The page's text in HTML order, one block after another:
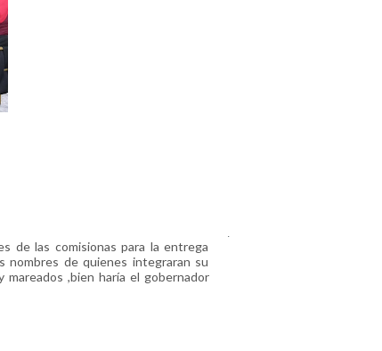
de las comisionas para la entrega
de quienes integraran su
,bien haría el gobernador
.